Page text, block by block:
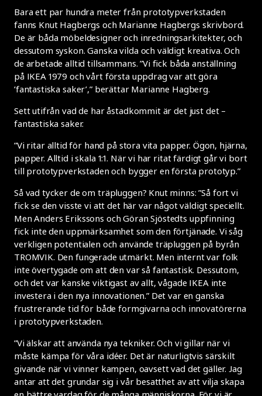
Bara ett par hundra meter från prototypverkstaden
fanns Knut Hagbergs och Marianne Hagbergs skrivbord.
De är båda möbeldesigner och inredningsarkitekter, och
dessutom syskon. Ganska vilda och väldigt kreativa. Och
de arbetade alltid tillsammans. ”Vi fick båda anställning
på IKEA 1979 och vårt första uppdrag var att göra
’fantastiska saker’,” berättar Marianne Hagberg.
Sett utifrån vad de har åstadkommit är det just det –
fantastiska saker.
”Vi ritar alltid för hand på stora vita papper. Ögon, hjärna,
papper. Alltid i skala 1:1. När vi har ritat färdigt går vi bort
till prototypverkstaden och bygger en första prototyp.”
Så vad tycker de om träpluggen? Knut minns: ”Så fort vi
fick se den visste vi att det här var något väldigt speciellt.
Men Anders Erikssons och Göran Sjöstedts uppfinning
fick inte den uppmärksamhet som den förtjänade. Vi såg
verkligen potentialen och använde träpluggen på byrån
TROMVIK. Den fungerade utmärkt. Men internt var folk
inte övertygade om att den var så fantastisk. Dessutom,
och det var kanske viktigast av allt, vågade IKEA inte
investera i den nya innovationen.” Det var en ganska
frustrerande tid för både formgivarna och innovatörerna
i prototypverkstaden.
”Vi älskar att använda nya tekniker. Och vi gillar när vi
måste kämpa för våra idéer. Det är naturligtvis särskilt
givande när vi vinner kampen, oavsett vad det gäller. Jag
antar att det grundar sig i vår besatthet av att vilja skapa